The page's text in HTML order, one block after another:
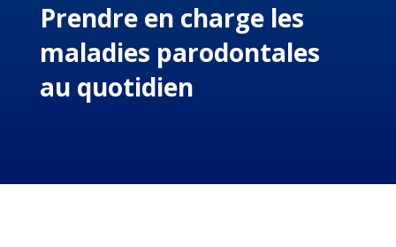
Prendre en charge les
maladies parodontales
au quotidien